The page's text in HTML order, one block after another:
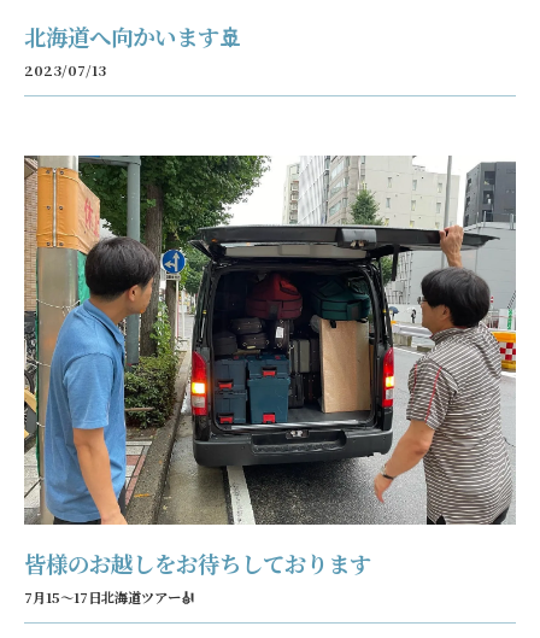
北海道へ向かいます🚢
2023/07/13
皆様のお越しをお待ちしております
7月15～17日北海道ツアー🎻